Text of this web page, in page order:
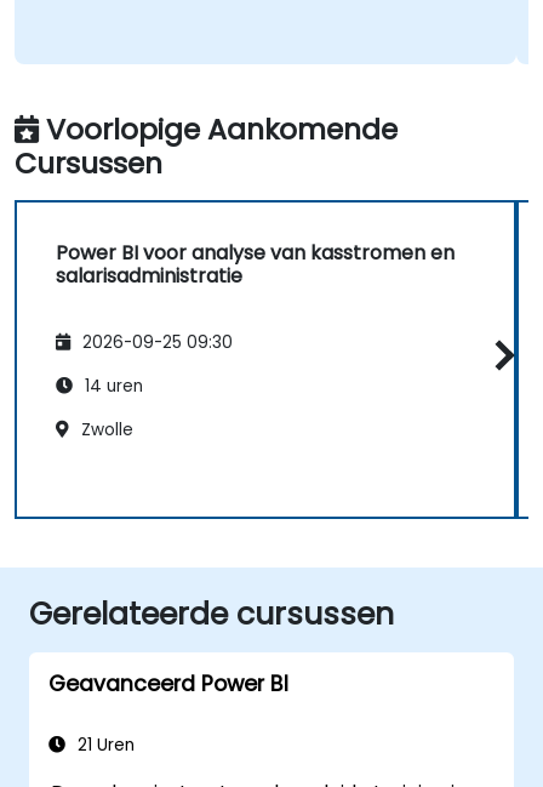
Voorlopige Aankomende
Cursussen
Power BI voor analyse van kasstromen en
salarisadministratie
2026-09-25 09:30
14 uren
Zwolle
Gerelateerde cursussen
Geavanceerd Power BI
21 Uren